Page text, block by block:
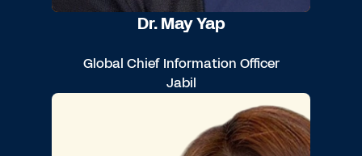
Dr. May Yap
Global Chief Information Officer
Jabil